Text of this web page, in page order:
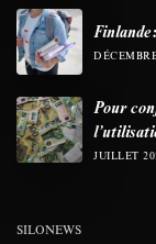
Pour
JUILLET
SILONEWS